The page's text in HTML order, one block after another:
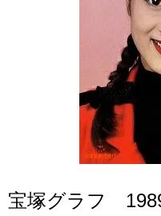
宝塚グラフ